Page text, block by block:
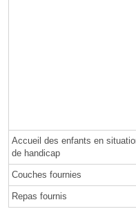
Accueil des enfants en
de handicap
Couches fournies
Repas fournis